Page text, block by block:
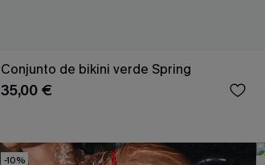
Conjunto de bikini verde Spring
35,00 €
-10%